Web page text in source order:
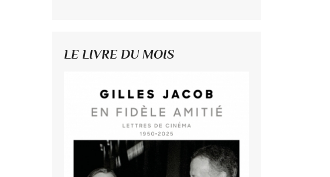
LE LIVRE DU MOIS